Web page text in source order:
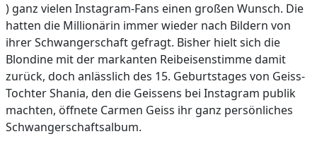
) ganz vielen Instagram-Fans einen großen Wunsch. Die
hatten die Millionärin immer wieder nach Bildern von
ihrer Schwangerschaft gefragt. Bisher hielt sich die
Blondine mit der markanten Reibeisenstimme damit
zurück, doch anlässlich des 15. Geburtstages von Geiss-
Tochter Shania, den die Geissens bei Instagram publik
machten, öffnete Carmen Geiss ihr ganz persönliches
Schwangerschaftsalbum.